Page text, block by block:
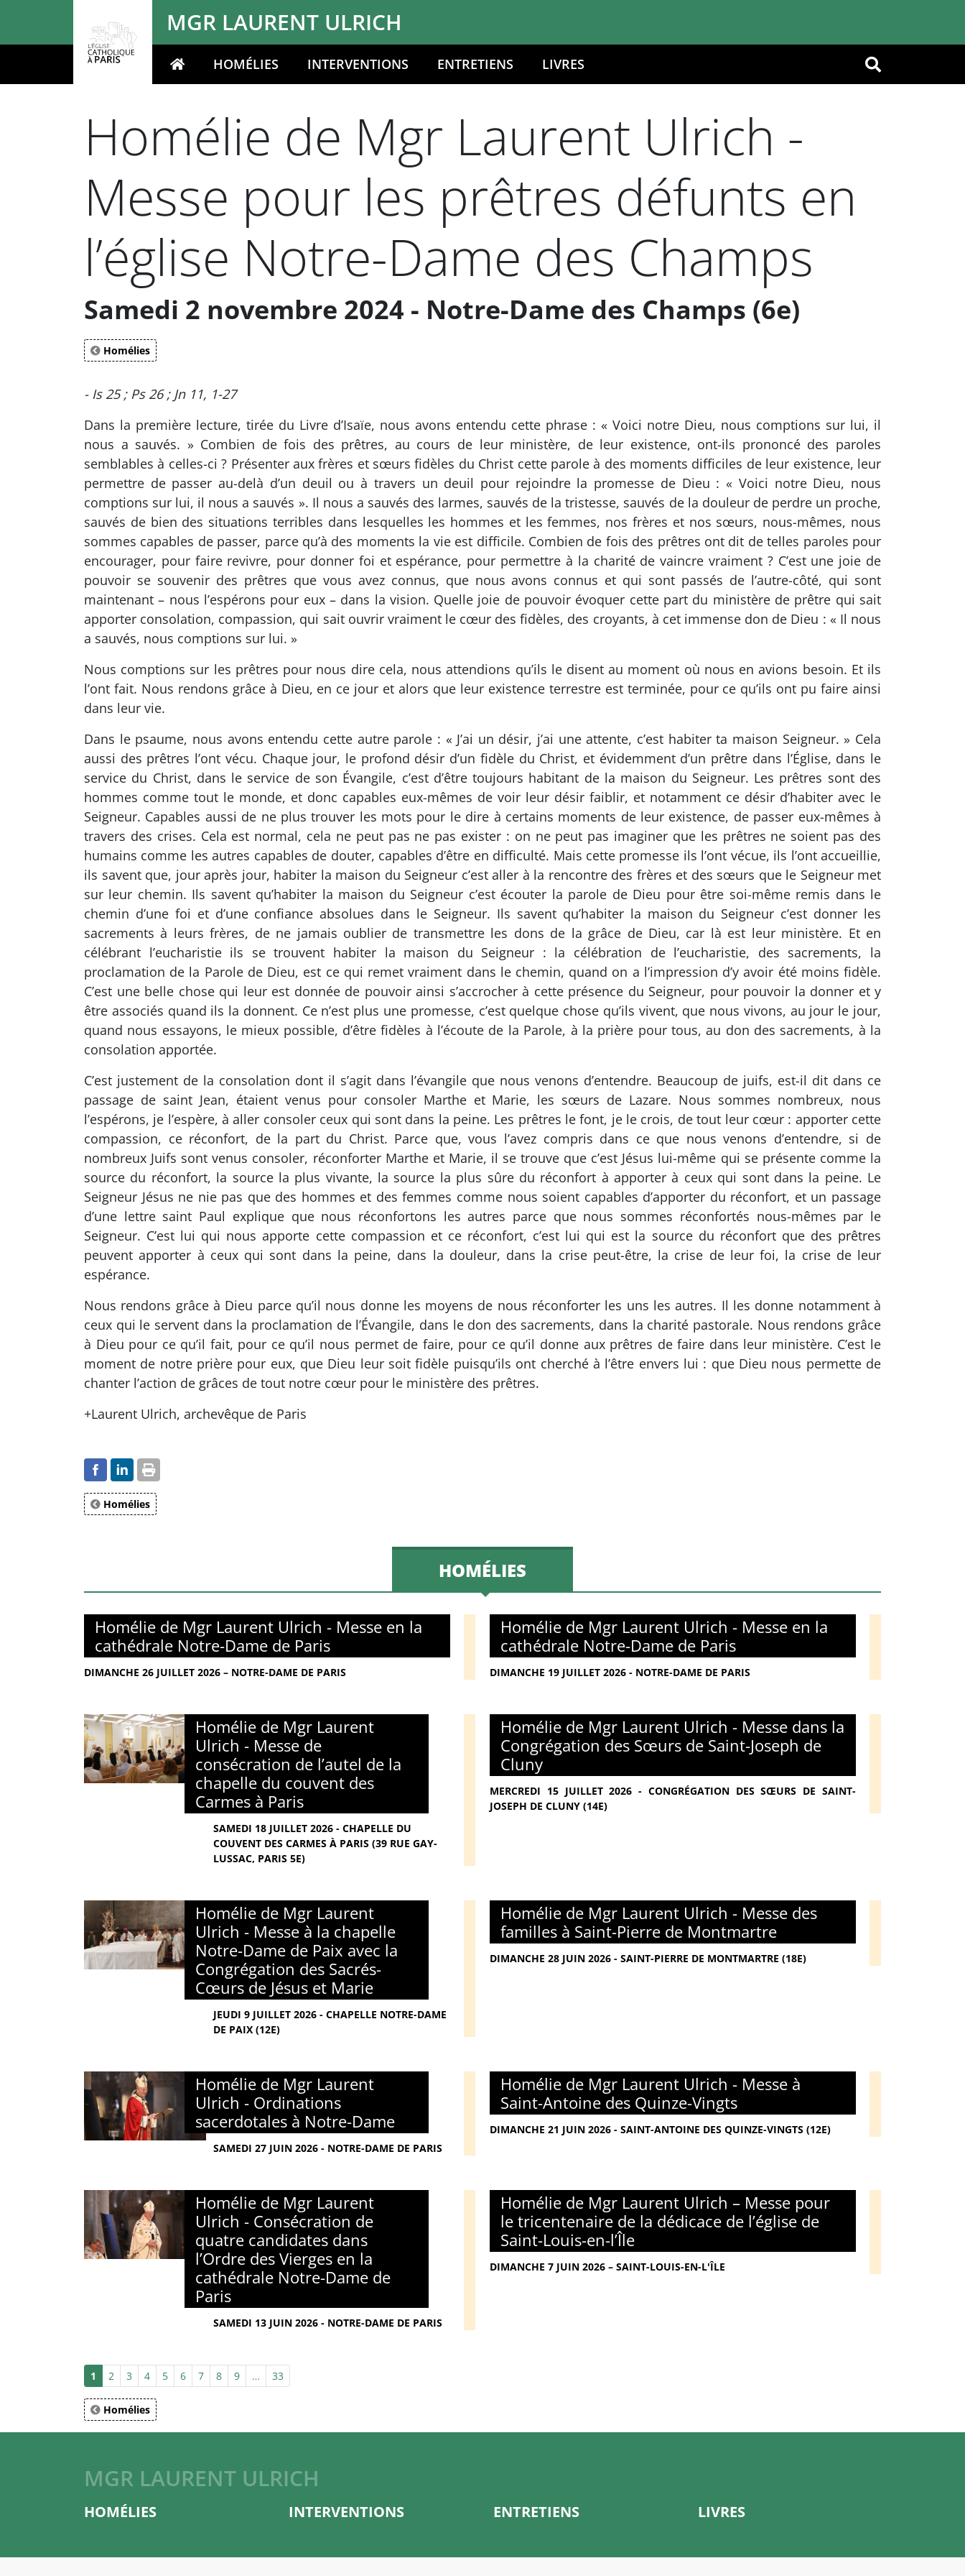
MGR LAURENT ULRICH
Votre recherche OK
HOMÉLIES INTERVENTIONS ENTRETIENS LIVRES
Homélie de Mgr Laurent Ulrich -
Messe pour les prêtres défunts en
l’église Notre-Dame des Champs
Samedi 2 novembre 2024 - Notre-Dame des Champs (6e)
Homélies
- Is 25 ; Ps 26 ; Jn 11, 1-27
Dans la première lecture, tirée du Livre d’Isaïe, nous avons entendu cette phrase : « Voici notre Dieu, nous comptions sur lui, il
nous a sauvés. » Combien de fois des prêtres, au cours de leur ministère, de leur existence, ont-ils prononcé des paroles
semblables à celles-ci ? Présenter aux frères et sœurs fidèles du Christ cette parole à des moments difficiles de leur existence, leur
permettre de passer au-delà d’un deuil ou à travers un deuil pour rejoindre la promesse de Dieu : « Voici notre Dieu, nous
comptions sur lui, il nous a sauvés ». Il nous a sauvés des larmes, sauvés de la tristesse, sauvés de la douleur de perdre un proche,
sauvés de bien des situations terribles dans lesquelles les hommes et les femmes, nos frères et nos sœurs, nous-mêmes, nous
sommes capables de passer, parce qu’à des moments la vie est difficile. Combien de fois des prêtres ont dit de telles paroles pour
encourager, pour faire revivre, pour donner foi et espérance, pour permettre à la charité de vaincre vraiment ? C’est une joie de
pouvoir se souvenir des prêtres que vous avez connus, que nous avons connus et qui sont passés de l’autre-côté, qui sont
maintenant – nous l’espérons pour eux – dans la vision. Quelle joie de pouvoir évoquer cette part du ministère de prêtre qui sait
apporter consolation, compassion, qui sait ouvrir vraiment le cœur des fidèles, des croyants, à cet immense don de Dieu : « Il nous
a sauvés, nous comptions sur lui. »
Nous comptions sur les prêtres pour nous dire cela, nous attendions qu’ils le disent au moment où nous en avions besoin. Et ils
l’ont fait. Nous rendons grâce à Dieu, en ce jour et alors que leur existence terrestre est terminée, pour ce qu’ils ont pu faire ainsi
dans leur vie.
Dans le psaume, nous avons entendu cette autre parole : « J’ai un désir, j’ai une attente, c’est habiter ta maison Seigneur. » Cela
aussi des prêtres l’ont vécu. Chaque jour, le profond désir d’un fidèle du Christ, et évidemment d’un prêtre dans l’Église, dans le
service du Christ, dans le service de son Évangile, c’est d’être toujours habitant de la maison du Seigneur. Les prêtres sont des
hommes comme tout le monde, et donc capables eux-mêmes de voir leur désir faiblir, et notamment ce désir d’habiter avec le
Seigneur. Capables aussi de ne plus trouver les mots pour le dire à certains moments de leur existence, de passer eux-mêmes à
travers des crises. Cela est normal, cela ne peut pas ne pas exister : on ne peut pas imaginer que les prêtres ne soient pas des
humains comme les autres capables de douter, capables d’être en difficulté. Mais cette promesse ils l’ont vécue, ils l’ont accueillie,
ils savent que, jour après jour, habiter la maison du Seigneur c’est aller à la rencontre des frères et des sœurs que le Seigneur met
sur leur chemin. Ils savent qu’habiter la maison du Seigneur c’est écouter la parole de Dieu pour être soi-même remis dans le
chemin d’une foi et d’une confiance absolues dans le Seigneur. Ils savent qu’habiter la maison du Seigneur c’est donner les
sacrements à leurs frères, de ne jamais oublier de transmettre les dons de la grâce de Dieu, car là est leur ministère. Et en
célébrant l’eucharistie ils se trouvent habiter la maison du Seigneur : la célébration de l’eucharistie, des sacrements, la
proclamation de la Parole de Dieu, est ce qui remet vraiment dans le chemin, quand on a l’impression d’y avoir été moins fidèle.
C’est une belle chose qui leur est donnée de pouvoir ainsi s’accrocher à cette présence du Seigneur, pour pouvoir la donner et y
être associés quand ils la donnent. Ce n’est plus une promesse, c’est quelque chose qu’ils vivent, que nous vivons, au jour le jour,
quand nous essayons, le mieux possible, d’être fidèles à l’écoute de la Parole, à la prière pour tous, au don des sacrements, à la
consolation apportée.
C’est justement de la consolation dont il s’agit dans l’évangile que nous venons d’entendre. Beaucoup de juifs, est-il dit dans ce
passage de saint Jean, étaient venus pour consoler Marthe et Marie, les sœurs de Lazare. Nous sommes nombreux, nous
l’espérons, je l’espère, à aller consoler ceux qui sont dans la peine. Les prêtres le font, je le crois, de tout leur cœur : apporter cette
compassion, ce réconfort, de la part du Christ. Parce que, vous l’avez compris dans ce que nous venons d’entendre, si de
nombreux Juifs sont venus consoler, réconforter Marthe et Marie, il se trouve que c’est Jésus lui-même qui se présente comme la
source du réconfort, la source la plus vivante, la source la plus sûre du réconfort à apporter à ceux qui sont dans la peine. Le
Seigneur Jésus ne nie pas que des hommes et des femmes comme nous soient capables d’apporter du réconfort, et un passage
d’une lettre saint Paul explique que nous réconfortons les autres parce que nous sommes réconfortés nous-mêmes par le
Seigneur. C’est lui qui nous apporte cette compassion et ce réconfort, c’est lui qui est la source du réconfort que des prêtres
peuvent apporter à ceux qui sont dans la peine, dans la douleur, dans la crise peut-être, la crise de leur foi, la crise de leur
espérance.
Nous rendons grâce à Dieu parce qu’il nous donne les moyens de nous réconforter les uns les autres. Il les donne notamment à
ceux qui le servent dans la proclamation de l’Évangile, dans le don des sacrements, dans la charité pastorale. Nous rendons grâce
à Dieu pour ce qu’il fait, pour ce qu’il nous permet de faire, pour ce qu’il donne aux prêtres de faire dans leur ministère. C’est le
moment de notre prière pour eux, que Dieu leur soit fidèle puisqu’ils ont cherché à l’être envers lui : que Dieu nous permette de
chanter l’action de grâces de tout notre cœur pour le ministère des prêtres.
+Laurent Ulrich, archevêque de Paris
Homélies
HOMÉLIES
Homélie de Mgr Laurent Ulrich - Messe en la
cathédrale Notre-Dame de Paris
DIMANCHE 26 JUILLET 2026 – NOTRE-DAME DE PARIS
Homélie de Mgr Laurent Ulrich - Messe en la
cathédrale Notre-Dame de Paris
DIMANCHE 19 JUILLET 2026 - NOTRE-DAME DE PARIS
Homélie de Mgr Laurent
Ulrich - Messe de
consécration de l’autel de la
chapelle du couvent des
Carmes à Paris
SAMEDI 18 JUILLET 2026 - CHAPELLE DU
COUVENT DES CARMES À PARIS (39 RUE GAY-
LUSSAC, PARIS 5E)
Homélie de Mgr Laurent Ulrich - Messe dans la
Congrégation des Sœurs de Saint-Joseph de
Cluny
MERCREDI 15 JUILLET 2026 - CONGRÉGATION DES SŒURS DE SAINT-
JOSEPH DE CLUNY (14E)
Homélie de Mgr Laurent
Ulrich - Messe à la chapelle
Notre-Dame de Paix avec la
Congrégation des Sacrés-
Cœurs de Jésus et Marie
JEUDI 9 JUILLET 2026 - CHAPELLE NOTRE-DAME
DE PAIX (12E)
Homélie de Mgr Laurent Ulrich - Messe des
familles à Saint-Pierre de Montmartre
DIMANCHE 28 JUIN 2026 - SAINT-PIERRE DE MONTMARTRE (18E)
Homélie de Mgr Laurent
Ulrich - Ordinations
sacerdotales à Notre-Dame
SAMEDI 27 JUIN 2026 - NOTRE-DAME DE PARIS
Homélie de Mgr Laurent Ulrich - Messe à
Saint-Antoine des Quinze-Vingts
DIMANCHE 21 JUIN 2026 - SAINT-ANTOINE DES QUINZE-VINGTS (12E)
Homélie de Mgr Laurent
Ulrich - Consécration de
quatre candidates dans
l’Ordre des Vierges en la
cathédrale Notre-Dame de
Paris
SAMEDI 13 JUIN 2026 - NOTRE-DAME DE PARIS
Homélie de Mgr Laurent Ulrich – Messe pour
le tricentenaire de la dédicace de l’église de
Saint-Louis-en-l’Île
DIMANCHE 7 JUIN 2026 – SAINT-LOUIS-EN-L'ÎLE
1 2 3 4 5 6 7 8 9 … 33
Homélies
MGR LAURENT ULRICH
HOMÉLIES INTERVENTIONS ENTRETIENS LIVRES